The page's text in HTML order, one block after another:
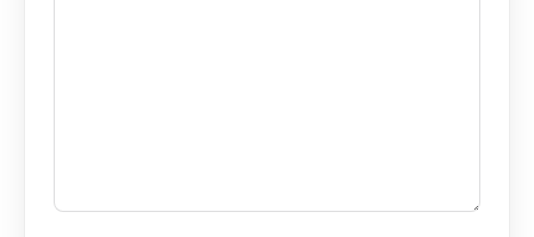
Nha Trang